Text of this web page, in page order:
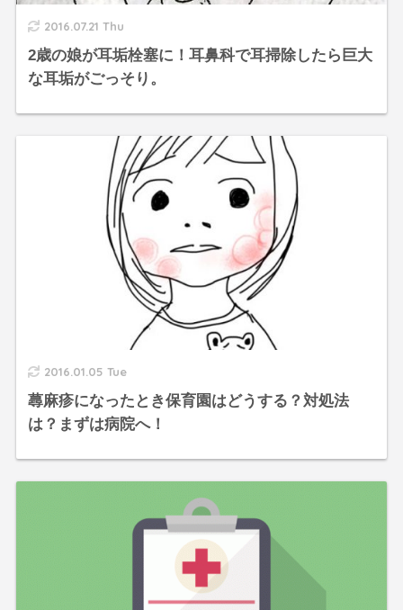
2016.07.21 Thu
2歳の娘が耳垢栓塞に！耳鼻科で耳掃除したら巨大
な耳垢がごっそり。
2016.01.05 Tue
蕁麻疹になったとき保育園はどうする？対処法
は？まずは病院へ！